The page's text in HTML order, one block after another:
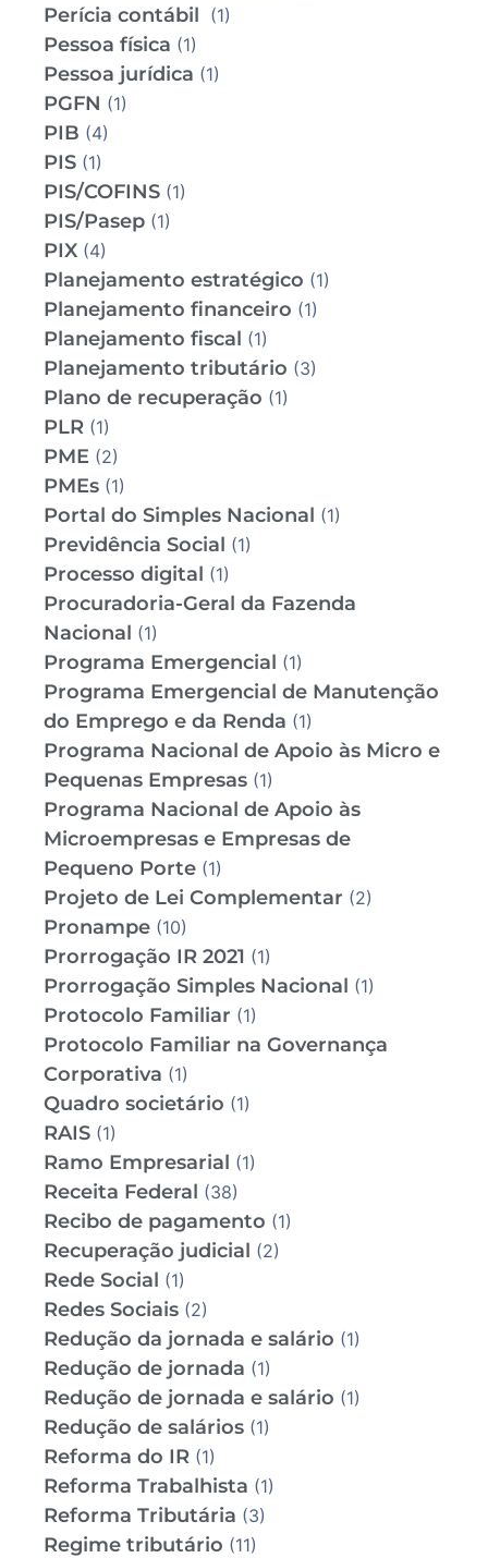
Perícia contábil (1)
Pessoa física (1)
Pessoa jurídica (1)
PGFN (1)
PIB (4)
PIS (1)
PIS/COFINS (1)
PIS/Pasep (1)
PIX (4)
Planejamento estratégico (1)
Planejamento financeiro (1)
Planejamento fiscal (1)
Planejamento tributário (3)
Plano de recuperação (1)
PLR (1)
PME (2)
PMEs (1)
Portal do Simples Nacional (1)
Previdência Social (1)
Processo digital (1)
Procuradoria-Geral da Fazenda
Nacional (1)
Programa Emergencial (1)
Programa Emergencial de Manutenção
do Emprego e da Renda (1)
Programa Nacional de Apoio às Micro e
Pequenas Empresas (1)
Programa Nacional de Apoio às
Microempresas e Empresas de
Pequeno Porte (1)
Projeto de Lei Complementar (2)
Pronampe (10)
Prorrogação IR 2021 (1)
Prorrogação Simples Nacional (1)
Protocolo Familiar (1)
Protocolo Familiar na Governança
Corporativa (1)
Quadro societário (1)
RAIS (1)
Ramo Empresarial (1)
Receita Federal (38)
Recibo de pagamento (1)
Recuperação judicial (2)
Rede Social (1)
Redes Sociais (2)
Redução da jornada e salário (1)
Redução de jornada (1)
Redução de jornada e salário (1)
Redução de salários (1)
Reforma do IR (1)
Reforma Trabalhista (1)
Reforma Tributária (3)
Regime tributário (11)